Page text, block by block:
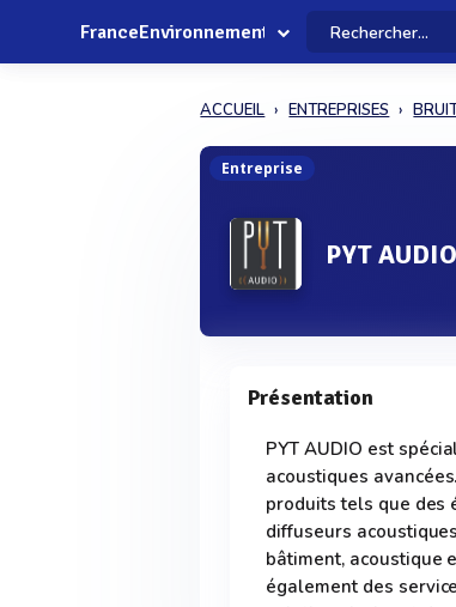
FranceEnvironnement
ACCUEIL ENTREPRISES
Entreprise
PYT AUDIO
Présentation
PYT AUDIO est
acoustiques
produits tels que des
diffuseurs
bâtiment, acoustique
également des